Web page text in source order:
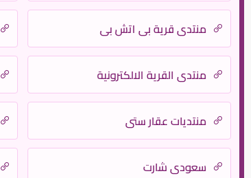
منتدى قرية بي اتش بي
منتدي القرية الالكترونية
منتديات عقار ستي
سعودي شارت